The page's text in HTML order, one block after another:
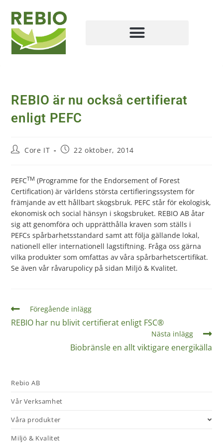
REBIO är nu också certifierat
enligt PEFC
Core IT 22 oktober, 2014
PEFCTM (Programme for the Endorsement of Forest
Certification) är världens största certifieringssystem för
främjande av ett hållbart skogsbruk. PEFC står för ekologisk,
ekonomisk och social hänsyn i skogsbruket. REBIO AB åtar
sig att genomföra och upprätthålla kraven som ställs i
PEFCs spårbarhetsstandard samt att följa gällande lokal,
nationell eller internationell lagstiftning. Fråga oss gärna
vilka produkter som omfattas av våra spårbarhetscertifikat.
Se även vår råvarupolicy på sidan Miljö & Kvalitet.
Föregående inlägg
REBIO har nu blivit certifierat enligt FSC®
Nästa inlägg
Biobränsle en allt viktigare energikälla
Rebio AB
Vår Verksamhet
Våra produkter
Miljö & Kvalitet